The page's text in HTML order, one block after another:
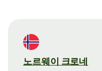
노르웨이 크로네